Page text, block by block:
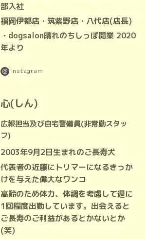
部入社
福岡伊都店・筑紫野店・八代店(店長)
・dogsalon晴れのちしっぽ開業 2020
年より
Instagram
心(しん)
広報担当及び自宅警備員(非常勤スタッ
フ)
2003年9月2日生まれのご長寿犬
代表者の近藤にトリマーになるきっか
けを与えた偉大なワンコ
高齢のため体力、体調を考慮して週に
1回程度出勤しています。出会えると
ご長寿のご利益があるとかないとか
(笑)